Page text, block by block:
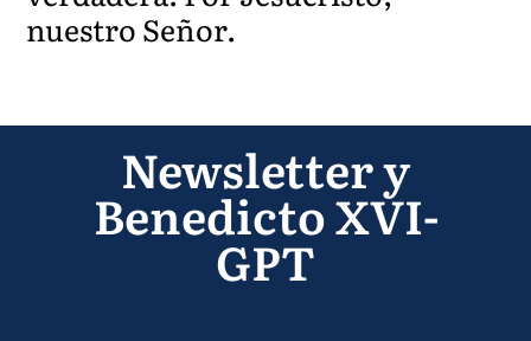
nuestro Señor.
Newsletter y
Benedicto XVI-
GPT